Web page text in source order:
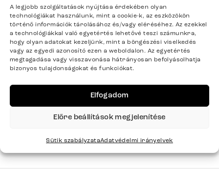
A legjobb szolgáltatások nyújtása érdekében olyan
technológiákat használunk, mint a cookie-k, az eszközökön
történő információk tárolásához és/vagy eléréséhez. Az ezekkel
a technológiákkal való egyetértés lehetővé teszi számunkra,
hogy olyan adatokat kezeljünk, mint a böngészési viselkedés
vagy az egyedi azonosító ezen a weboldalon. Az egyetértés
megtagadása vagy visszavonása hátrányosan befolyásolhatja
bizonyos tulajdonságokat és funkciókat.
Elfogadom
Előre beállítások megjelenítése
Sütik szabályzataAdatvédelmi irányelvek
kényelmes és egészséges ülést élvezhet teljes
nyugalomban.
Beépített visszahúzó funkció az ülőhéj automatikus
visszaforgatásához kiinduló pozíciójába
Kényelmes billenő funkció a finom előre-hátra
hintázáshoz, amely javítja az ergonómiát és növeli az
YAGO-